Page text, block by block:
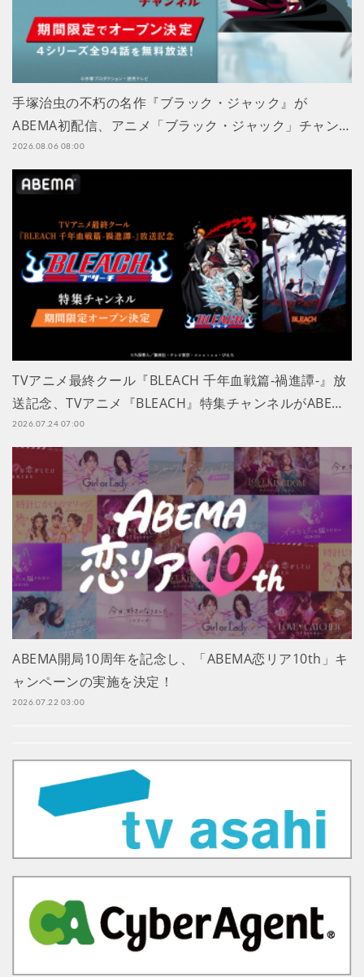
手塚治虫の不朽の名作『ブラック・ジャック』が
ABEMA初配信、アニメ「ブラック・ジャック」チャン…
2026.08.06 08:00
TVアニメ最終クール『BLEACH 千年血戦篇-禍進譚-』放
送記念、TVアニメ『BLEACH』特集チャンネルがABE…
2026.07.24 07:00
ABEMA開局10周年を記念し、「ABEMA恋リア10th」キ
ャンペーンの実施を決定！
2026.07.22 03:00